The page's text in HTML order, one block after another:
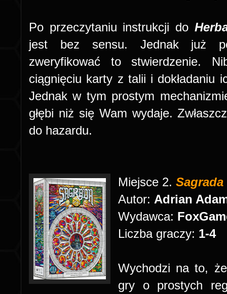
Po przeczytaniu instrukcji do
jest bez sensu. Jednak już
zweryfikować to stwierdzenie.
ciągnięciu karty z talii i dokładaniu
Jednak w tym prostym
głębi niż się Wam wydaje.
do hazardu.
Miejsce 2. Sagrada
Autor: Adrian
Wydawca:
Liczba graczy: 1-4
Wychodzi na to,
gry o prostych